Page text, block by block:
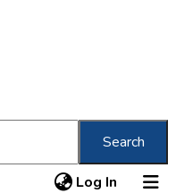
Search
Log In (current)